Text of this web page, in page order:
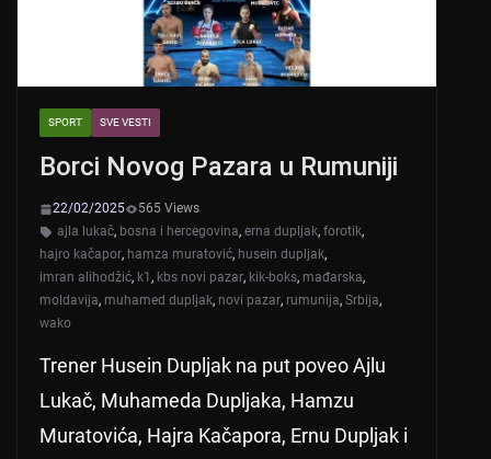
SPORT SVE VESTI
Borci Novog Pazara u Rumuniji
22/02/2025
565 Views
ajla lukač, bosna i hercegovina, erna dupljak, forotik,
hajro kačapor, hamza muratović, husein dupljak,
imran alihodžić, k1 , kbs novi pazar, kik-boks, mađarska,
moldavija, muhamed dupljak, novi pazar, rumunija, Srbija,
wako
Trener Husein Dupljak na put poveo Ajlu
Lukač, Muhameda Dupljaka, Hamzu
Muratovića, Hajra Kačapora, Ernu Dupljak i